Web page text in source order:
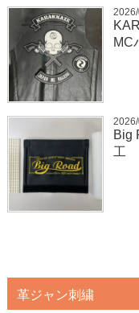
MC
Big
工
革ジャン刺繍